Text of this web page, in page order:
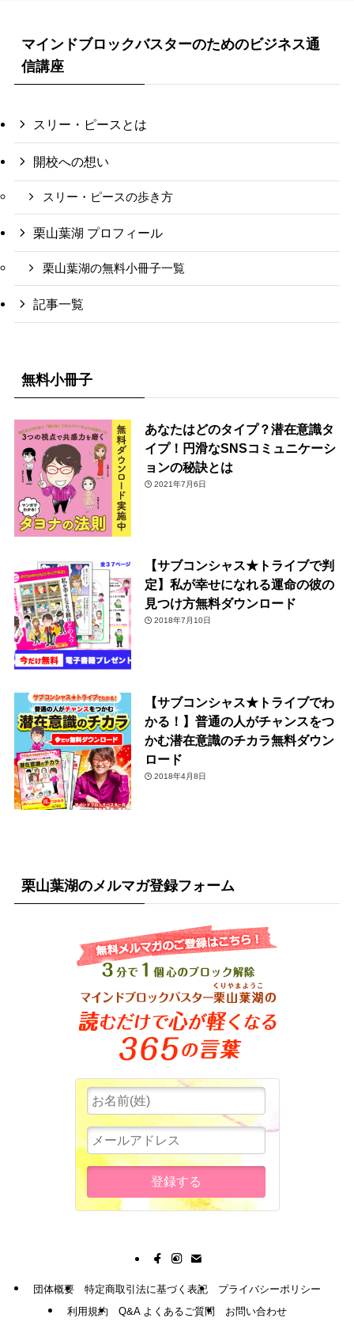
マインドブロックバスターのためのビジネス通
信講座
スリー・ピースとは
開校への想い
スリー・ピースの歩き方
栗山葉湖 プロフィール
栗山葉湖の無料小冊子一覧
記事一覧
無料小冊子
あなたはどのタイプ？潜在意識タ
イプ！円滑なSNSコミュニケーシ
ョンの秘訣とは
2021年7月6日
【サブコンシャス★トライブで判
定】私が幸せになれる運命の彼の
見つけ方無料ダウンロード
2018年7月10日
【サブコンシャス★トライブでわ
かる！】普通の人がチャンスをつ
かむ潜在意識のチカラ無料ダウン
ロード
2018年4月8日
栗山葉湖のメルマガ登録フォーム
団体概要 特定商取引法に基づく表記
プライバシーポリシー
利用規約
Q&A よくあるご質問 お問い合わせ